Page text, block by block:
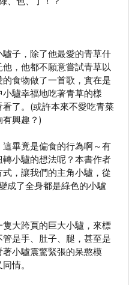
子，除了他最愛的青草什
，他都不願意嘗試青草以
食物做了一首歌，實在是
驢幸福地吃著青草的樣
了。(或許本來不愛吃青菜
興趣？)
畢竟是偏食的行為啊～有
小驢的想法呢？本書作者
，讓我們的主角小驢，從
成了全身都是綠色的小驢
大跨頁的巨大小驢，來標
是手、肚子、腿，甚至是
小驢震驚緊張的呆憨模
情。